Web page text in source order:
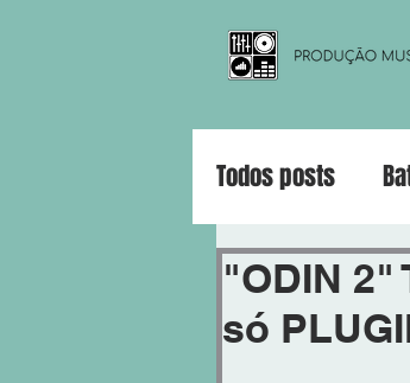
Todos posts
Violão
"ODIN 2"
só